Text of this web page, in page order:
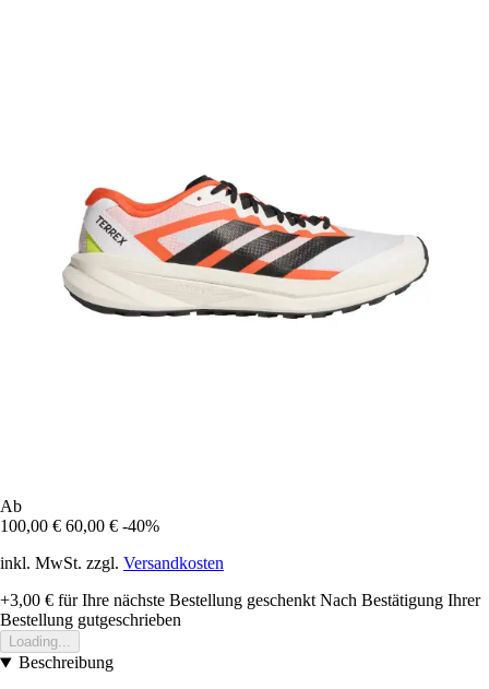
Ab
100,00 € 60,00 € -40%
inkl. MwSt. zzgl. Versandkosten
+3,00 € für Ihre nächste Bestellung geschenkt Nach Bestätigung Ihrer
Bestellung gutgeschrieben
Loading...
Beschreibung